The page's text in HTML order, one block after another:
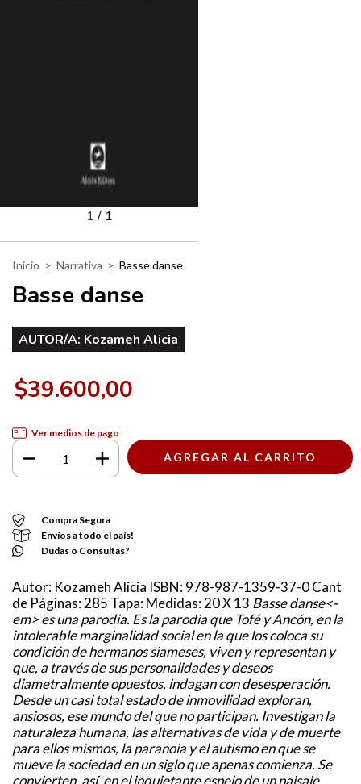
1/ 1
Inicio > Narrativa > Basse danse
Basse danse
AUTOR/A: Kozameh Alicia
$39.600,00
Ver medios de pago
Compra Segura
Envíos a todo el país!
Dudas o Consultas?
Autor: Kozameh Alicia ISBN: 978-987-1359-37-0 Cant
de Páginas: 285 Tapa: Medidas: 20 X 13 Basse danse<-
em> es una parodia. Es la parodia que Tofé y Ancón, en la
intolerable marginalidad social en la que los coloca su
condición de hermanos siameses, viven y representan y
que, a través de sus personalidades y deseos
diametralmente opuestos, indagan con desesperación.
Desde un casi total estado de inmovilidad exploran,
ansiosos, ese mundo del que no participan. Investigan la
naturaleza humana, las alternativas de vida y de muerte
para ellos mismos, la paranoia y el autismo en que se
mueve la sociedad en un siglo que apenas comienza. Se
convierten, así, en el inquietante espejo de un paisaje